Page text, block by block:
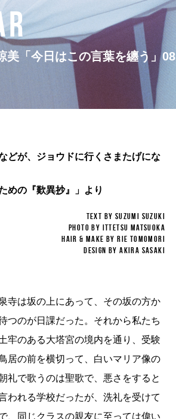
「今日はこの言葉を纏う」08
どが、ジョウドに行くさまたげにな
の『歎異抄』」より
TEXT BY Suzumi Suzuki
PHOTO BY Ittetsu Matsuoka
hair & make by Rie Tomomori
design by Akira Sasaki
寺は坂の上にあって、その坂の方か
つのが日課だった。それから私たち
牢のある大塔宮の境内を通り、受験
居の前を横切って、白いマリア像の
礼で歌うのは聖歌で、悪さをすると
われる学校だったが、洗礼を受けて
、同じクラスの親友に至っては偉い